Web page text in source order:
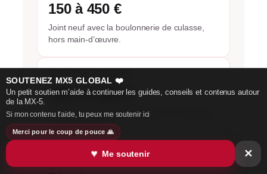
SOUTENEZ MX5 GLOBAL ❤️
Un petit soutien m’aide à continuer les guides, conseils et contenus autour
de la MX-5.
Si mon contenu t’aide, tu peux me soutenir ici
Merci pour le coup de pouce 🙏
♥ Me soutenir ✕
150 à 450 €
Joint neuf avec la boulonnerie de culasse,
hors main-d’œuvre.
600 à 1 500 €
Si la culasse doit être surfacée ou remplacée
après surchauffe.
PROFITEZ-EN